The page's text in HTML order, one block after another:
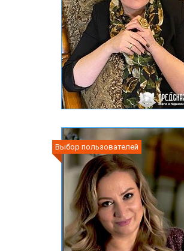
Выбор пользователей